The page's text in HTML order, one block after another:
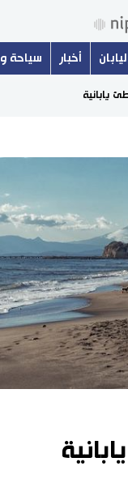
أخبار سياحة
يابانية